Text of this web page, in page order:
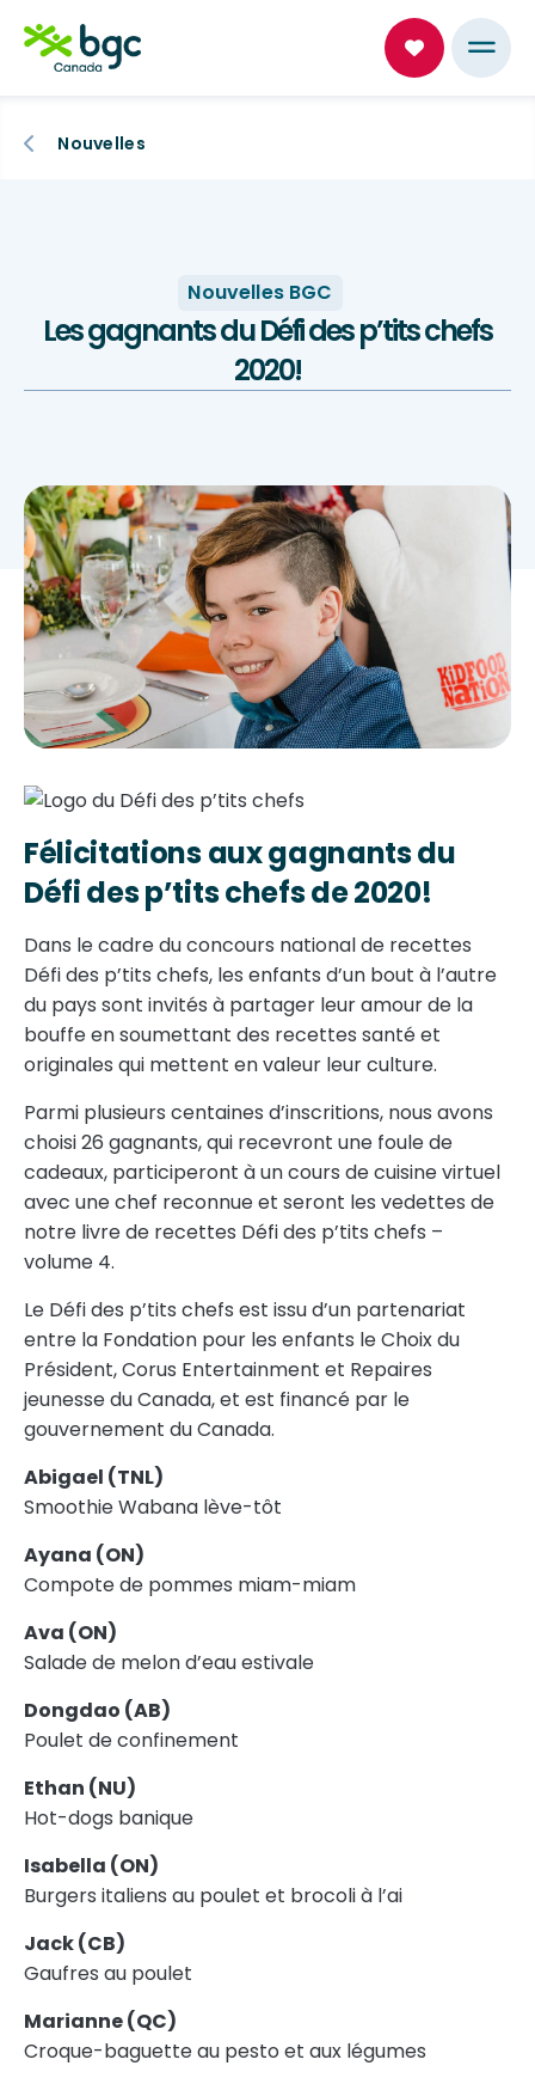
Nouvelles
Nouvelles BGC
Les gagnants du Défi des p’tits chefs
2020!
Félicitations aux gagnants du
Défi des p’tits chefs de 2020!
Dans le cadre du concours national de recettes
Défi des p’tits chefs, les enfants d’un bout à l’autre
du pays sont invités à partager leur amour de la
bouffe en soumettant des recettes santé et
originales qui mettent en valeur leur culture.
Parmi plusieurs centaines d’inscritions, nous avons
choisi 26 gagnants, qui recevront une foule de
cadeaux, participeront à un cours de cuisine virtuel
avec une chef reconnue et seront les vedettes de
notre livre de recettes Défi des p’tits chefs –
volume 4.
Le Défi des p’tits chefs est issu d’un partenariat
entre la Fondation pour les enfants le Choix du
Président, Corus Entertainment et Repaires
jeunesse du Canada, et est financé par le
gouvernement du Canada.
Abigael (TNL)
Smoothie Wabana lève-tôt
Ayana (ON)
Compote de pommes miam-miam
Ava (ON)
Salade de melon d’eau estivale
Dongdao (AB)
Poulet de confinement
Ethan (NU)
Hot-dogs banique
Isabella (ON)
Burgers italiens au poulet et brocoli à l’ai
Jack (CB)
Gaufres au poulet
Marianne (QC)
Croque-baguette au pesto et aux légumes